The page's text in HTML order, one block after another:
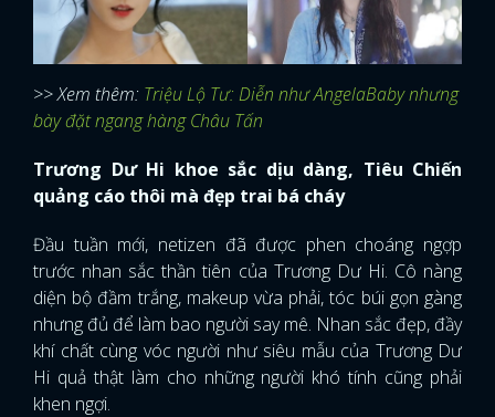
>> Xem thêm: Triệu Lộ Tư: Diễn như AngelaBaby nhưng
bày đặt ngang hàng Châu Tấn
Trương Dư Hi khoe sắc dịu dàng, Tiêu Chiến
quảng cáo thôi mà đẹp trai bá cháy
Đầu tuần mới, netizen đã được phen choáng ngợp
trước nhan sắc thần tiên của Trương Dư Hi. Cô nàng
diện bộ đầm trắng, makeup vừa phải, tóc búi gọn gàng
nhưng đủ để làm bao người say mê. Nhan sắc đẹp, đầy
khí chất cùng vóc người như siêu mẫu của Trương Dư
Hi quả thật làm cho những người khó tính cũng phải
khen ngợi.